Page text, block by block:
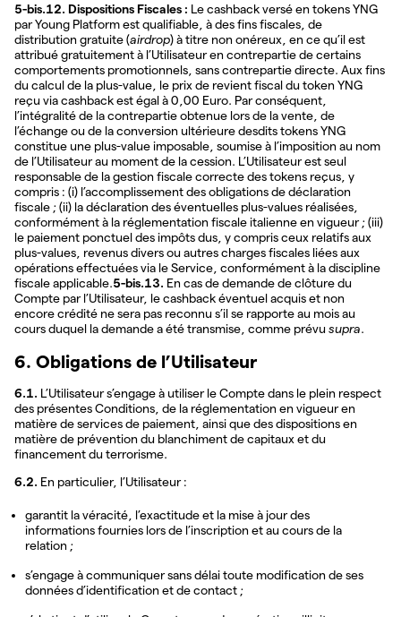
5-bis.12. Dispositions Fiscales : Le cashback versé en tokens YNG
par Young Platform est qualifiable, à des fins fiscales, de
distribution gratuite (airdrop) à titre non onéreux, en ce qu’il est
attribué gratuitement à l’Utilisateur en contrepartie de certains
comportements promotionnels, sans contrepartie directe. Aux fins
du calcul de la plus-value, le prix de revient fiscal du token YNG
reçu via cashback est égal à 0,00 Euro. Par conséquent,
l’intégralité de la contrepartie obtenue lors de la vente, de
l’échange ou de la conversion ultérieure desdits tokens YNG
constitue une plus-value imposable, soumise à l’imposition au nom
de l’Utilisateur au moment de la cession. L’Utilisateur est seul
responsable de la gestion fiscale correcte des tokens reçus, y
compris : (i) l’accomplissement des obligations de déclaration
fiscale ; (ii) la déclaration des éventuelles plus-values réalisées,
conformément à la réglementation fiscale italienne en vigueur ; (iii)
le paiement ponctuel des impôts dus, y compris ceux relatifs aux
plus-values, revenus divers ou autres charges fiscales liées aux
opérations effectuées via le Service, conformément à la discipline
fiscale applicable.5-bis.13. En cas de demande de clôture du
Compte par l’Utilisateur, le cashback éventuel acquis et non
encore crédité ne sera pas reconnu s’il se rapporte au mois au
cours duquel la demande a été transmise, comme prévu supra.
6. Obligations de l’Utilisateur
6.1. L’Utilisateur s’engage à utiliser le Compte dans le plein respect
des présentes Conditions, de la réglementation en vigueur en
matière de services de paiement, ainsi que des dispositions en
matière de prévention du blanchiment de capitaux et du
financement du terrorisme.
6.2. En particulier, l’Utilisateur :
garantit la véracité, l’exactitude et la mise à jour des
informations fournies lors de l’inscription et au cours de la
relation ;
s’engage à communiquer sans délai toute modification de ses
données d’identification et de contact ;